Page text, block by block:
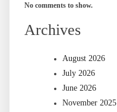
No comments to show.
Archives
August 2026
July 2026
June 2026
November 2025